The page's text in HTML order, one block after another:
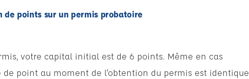
de points sur un permis probatoire
votre capital initial est de 6 points. Même en cas
de point au moment de l’obtention du permis est identique